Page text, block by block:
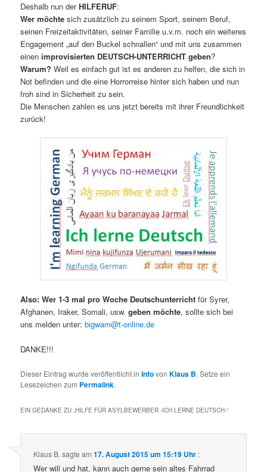
Deshalb nun derHILFERUF:
Wer möchte sich zusätzlich zu seinem Sport, seinem Beruf,
seinen Freizeitaktivitäten, seiner Familie u.v.m. noch ein weiteres
Engagement „auf den Buckel schnallen“ und mit uns zusammen
einenimprovisierten DEUTSCH-UNTERRICHT geben?
Warum? Weil es einfach gut ist es anderen zu helfen, die sich in
Not befinden und die eine Horrorreise hinter sich haben und nun
froh sind in Sicherheit zu sein.
Die Menschen zahlen es uns jetzt bereits mit ihrer Freundlichkeit
zurück!
Also: Wer 1-3 mal pro Woche Deutschunterricht für Syrer,
Afghanen, Iraker, Somali, usw.geben möchte, sollte sich bei
uns melden unter:bigwam@t-online.de
DANKE!!!
Dieser Eintrag wurde veröffentlicht inInfovonKlaus B. Setze ein
Lesezeichen zum Permalink.
EIN GEDANKE ZU „HILFE FÜR ASYLBEWERBER -ICH LERNE DEUTSCH-“
Klaus B. sagte am17. August 2015 um 15:19 Uhr :
Wer will und hat, kann auch gerne sein altes Fahrrad